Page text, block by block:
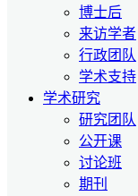
博士后
来访学者
行政团队
学术支持
学术研究
研究团队
公开课
讨论班
期刊